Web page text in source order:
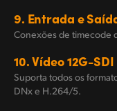
9. Entrada e
Conexões de timecode
10. Vídeo 12G-SDI
Suporta todos os
DNx e H.264/5.